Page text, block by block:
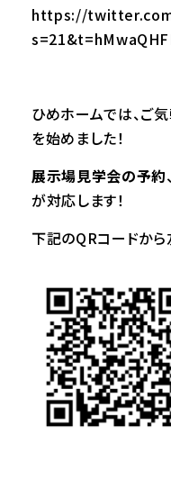
https://
ひめホームでは、ご
を始めました！
展示場見学会の予約、
が対応します！
下記のQRコードから